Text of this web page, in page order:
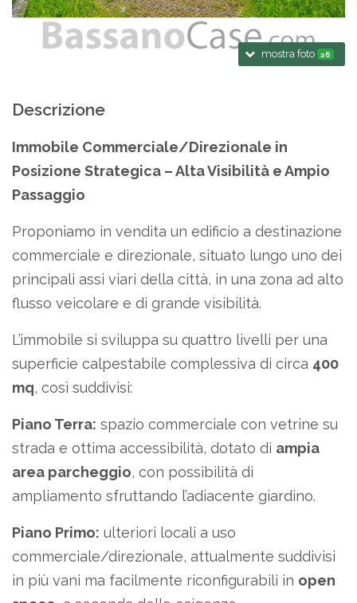
mostra foto 26
Descrizione
Immobile Commerciale/Direzionale in
Posizione Strategica – Alta Visibilità e Ampio
Passaggio
Proponiamo in vendita un edificio a destinazione
commerciale e direzionale, situato lungo uno dei
principali assi viari della città, in una zona ad alto
flusso veicolare e di grande visibilità.
L’immobile si sviluppa su quattro livelli per una
superficie calpestabile complessiva di circa 400
mq, così suddivisi:
Piano Terra: spazio commerciale con vetrine su
strada e ottima accessibilità, dotato di ampia
area parcheggio, con possibilità di
ampliamento sfruttando l’adiacente giardino.
Piano Primo: ulteriori locali a uso
commerciale/direzionale, attualmente suddivisi
in più vani ma facilmente riconfigurabili in open